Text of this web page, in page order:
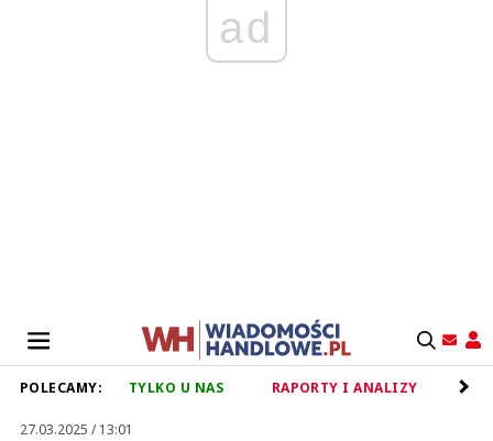
ad
POLECAMY: TYLKO U NAS RAPORTY I ANALIZY
27.03.2025 / 13:01